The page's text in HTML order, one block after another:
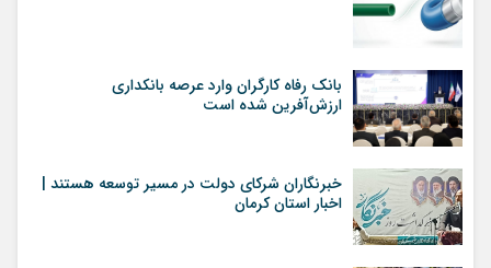
بانک رفاه کارگران وارد عرصه بانکداری
ارزش‌آفرین شده است
خبرنگاران شرکای دولت در مسیر توسعه هستند |
اخبار استان کرمان